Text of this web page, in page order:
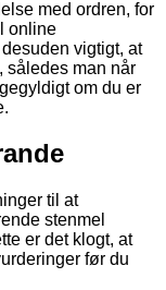
med ordren, for
online
vigtigt, at
således man når
om du er
til at
stenmel
er det klogt, at
før du